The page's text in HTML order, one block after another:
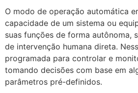
O modo de operação automática
capacidade de um sistema ou
suas funções de forma autônoma,
de intervenção humana direta.
programada para controlar e
tomando decisões com base em
parâmetros pré-definidos.